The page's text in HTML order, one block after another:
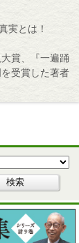
実とは！
賞、『一遍踊
受賞した著者